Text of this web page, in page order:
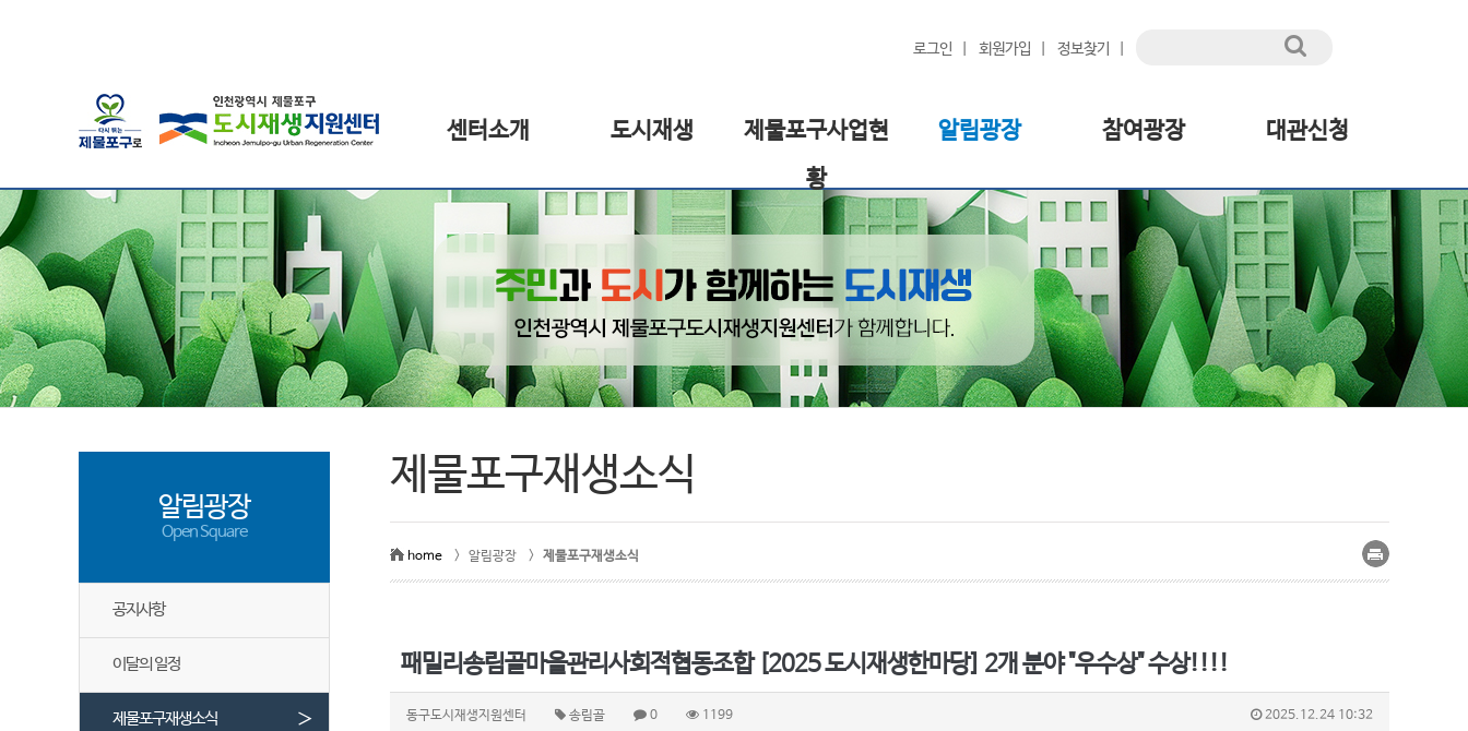
로그인 회원가입 정보찾기
센터소개 도시재생
제물포구사업현
황
알림광장 참여광장 대관신청
제물포구재생소식
home > 알림광장 > 제물포구재생소식
패밀리송림골마을관리사회적협동조합 [2025 도시재생한마당] 2개 분야 "우수상" 수상!!!!
동구도시재생지원센터 송림골 0 1199 2025.12.24 10:32
알림광장
Open Square
공지사항
이달의 일정
제물포구재생소식 ＞